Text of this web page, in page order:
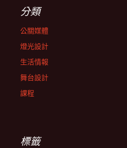
分類
公關媒體
燈光設計
生活情報
舞台設計
課程
標籤